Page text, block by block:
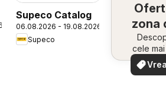
Supeco Catalog
06.08.2026 - 19.08.2026
Supeco
zona
cele
oferte
văd